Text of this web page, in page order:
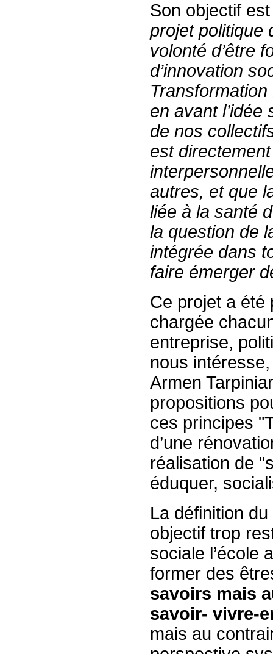
Son objectif
projet politique
volonté d’être
d’innovation
en avant
de nos
est
autres, et que
liée à la santé
la question de
intégrée dans
faire émerger
Ce projet a été
chargée
entreprise,
nous
Armen
propositions
ces principes
d’une
réalisation de
éduquer,
La définition
objectif trop
sociale l’école
former des
savoirs mais
savoir- vivre-
mais au